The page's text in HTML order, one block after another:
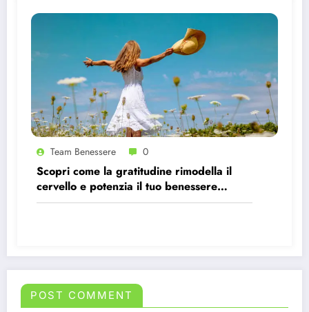
Team Benessere 0
Scopri come la gratitudine rimodella il
cervello e potenzia il tuo benessere
psicologico.
POST COMMENT